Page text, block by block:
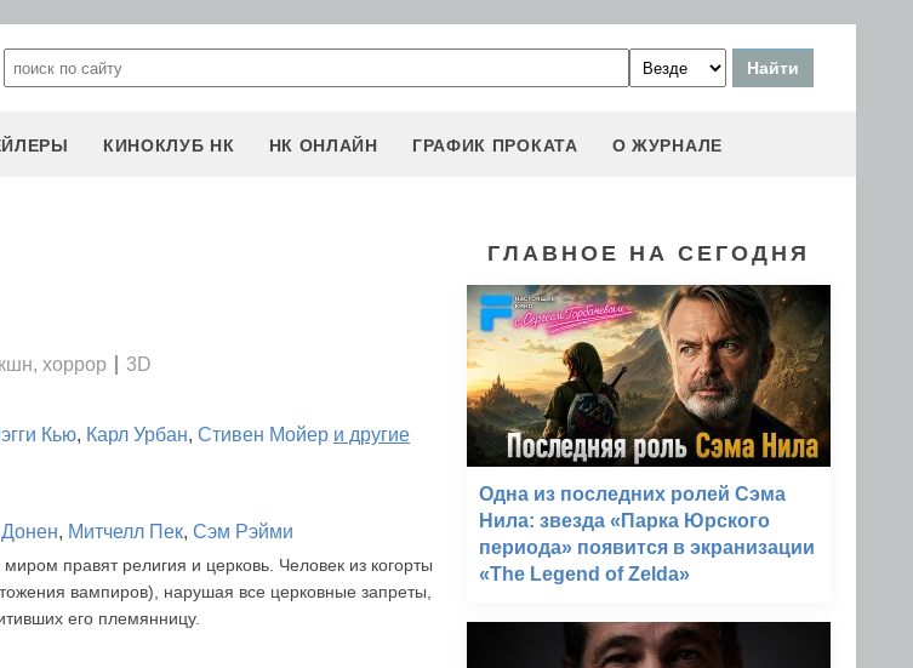
КИНОКЛУБ НК НК ОНЛАЙН ГРАФИК ПРОКАТА О ЖУРНАЛЕ
хоррор
3D
Кью, Карл Урбан, Стивен Мойер и другие
, Митчелл Пек, Сэм Рэйми
правят религия и церковь. Человек из когорты
вампиров), нарушая все церковные запреты,
его племянницу.
ГЛАВНОЕ НА СЕГОДНЯ
Одна из последних ролей Сэма
Нила: звезда «Парка Юрского
периода» появится в экранизации
«The Legend of Zelda»